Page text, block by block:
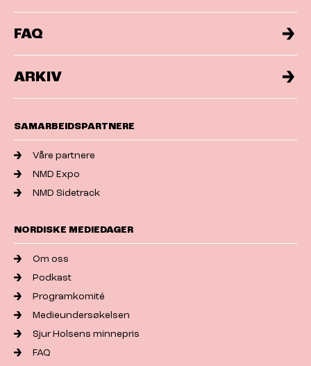
FAQ
ARKIV
SAMARBEIDSPARTNERE
Våre partnere
NMD Expo
NMD Sidetrack
NORDISKE MEDIEDAGER
Om oss
Podkast
Programkomité
Medieundersøkelsen
Sjur Holsens minnepris
FAQ